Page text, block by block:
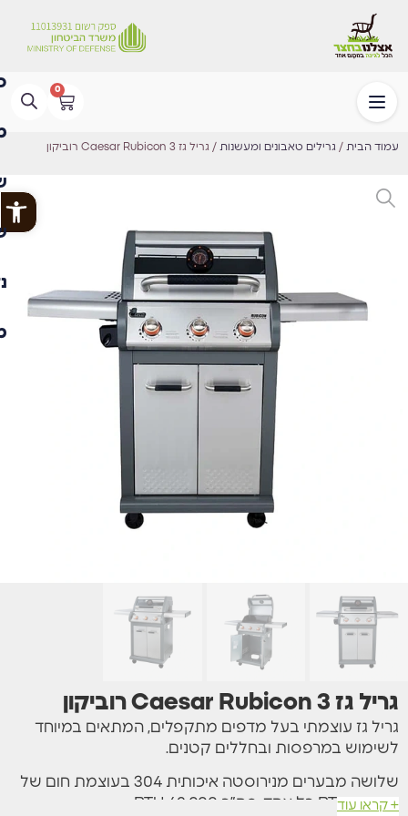
0
עמוד הבית / גרילים טאבונים ומעשנות / גריל גז Caesar Rubicon 3 רוביקון
גריל גז Caesar Rubicon 3 רוביקון
גריל גז עוצמתי בעל מדפים מתקפלים, המתאים במיוחד
לשימוש במרפסות ובחללים קטנים.
שלושה מבערים מנירוסטה איכותית 304 בעוצמת חום של
14,000 BTU כל אחד, סה”כ 42,000 BTU.
+ קראו עוד